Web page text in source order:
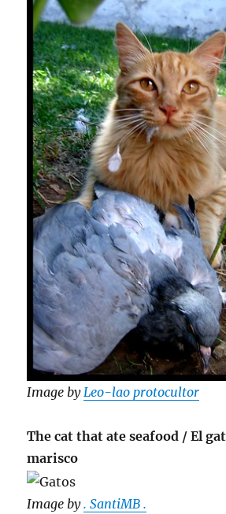
Image byLeo-lao protocultor
The cat that ate seafood / El
marisco
Image by. SantiMB .